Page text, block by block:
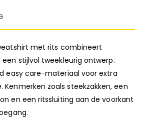
met rits combineert
stijlvol tweekleurig ontwerp.
easy care-materiaal voor extra
zoals steekzakken, een
en een ritssluiting aan de voorkant